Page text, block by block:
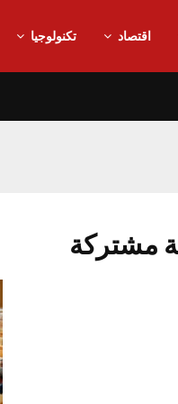
اقتصاد تكنولوجيا